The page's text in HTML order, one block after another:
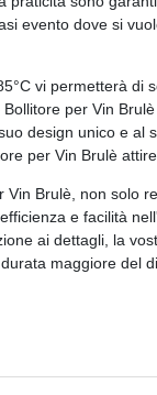
evento dove si
vi permetterà di
per Vin
design unico e al
per Vin Brulè
Vin Brulè, non solo
e facilità
ai dettagli, la
maggiore del